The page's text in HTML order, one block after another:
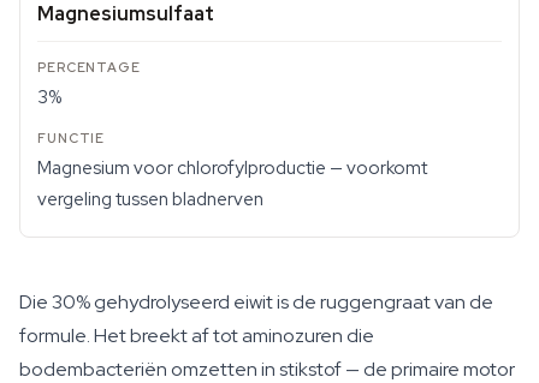
Magnesiumsulfaat
3%
Magnesium voor chlorofylproductie — voorkomt
vergeling tussen bladnerven
Die 30% gehydrolyseerd eiwit is de ruggengraat van de
formule. Het breekt af tot aminozuren die
bodembacteriën omzetten in stikstof — de primaire motor